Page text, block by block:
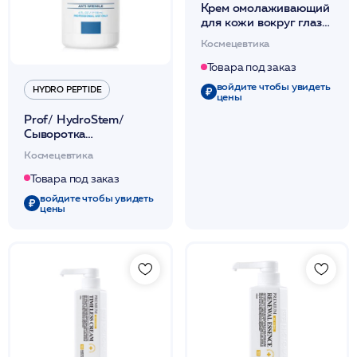
HYDRO PEPTIDE
Prof/ HydroStem/
Сыворотка
интенсив.восстановления
целостности кожи
Космецевтика
Товара под заказ
войдите чтобы увидеть
цены
Крем омолаживающий
для кожи вокруг глаз
"Премиум" с маслом Ши
/ Premium eye cream
250гр /HISTOLAB*
Космецевтика
Товара под заказ
войдите чтобы увидеть
цены